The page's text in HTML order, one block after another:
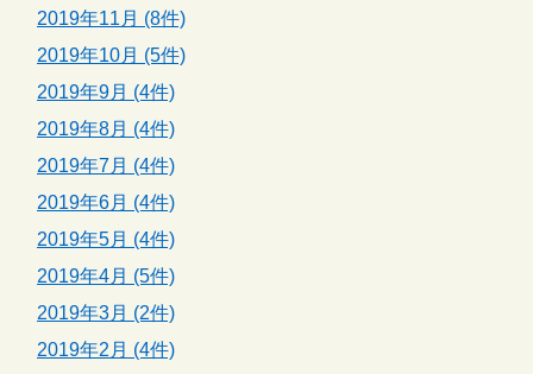
2019年11月 (8件)
2019年10月 (5件)
2019年9月 (4件)
2019年8月 (4件)
2019年7月 (4件)
2019年6月 (4件)
2019年5月 (4件)
2019年4月 (5件)
2019年3月 (2件)
2019年2月 (4件)